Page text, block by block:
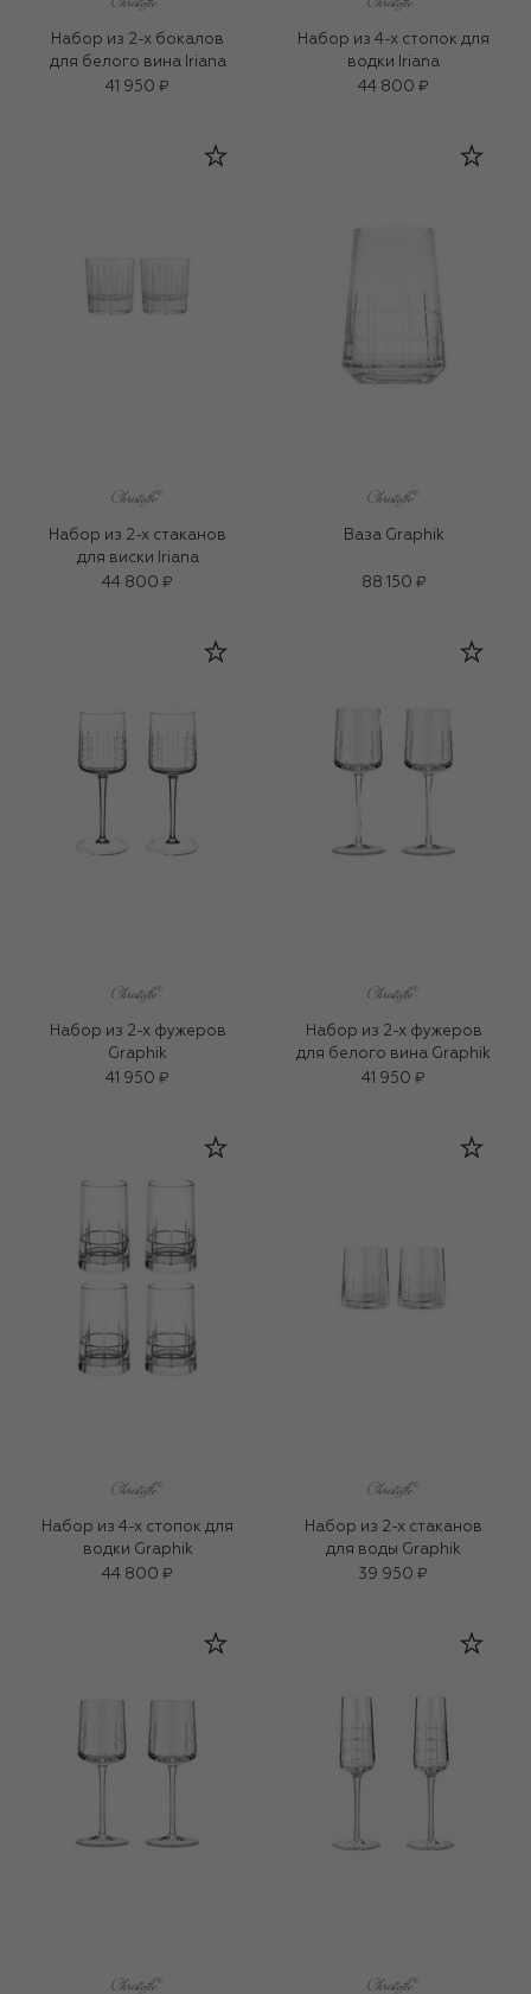
Набор из 2-х бокалов
для белого вина Iriana
41 950 ₽
Набор из 4-х стопок для
водки Iriana
44 800 ₽
Набор из 2-х стаканов
для виски Iriana
44 800 ₽
Ваза Graphik
88 150 ₽
Набор из 2-х фужеров
Graphik
41 950 ₽
Набор из 2-х фужеров
для белого вина Graphik
41 950 ₽
Набор из 4-х стопок для
водки Graphik
44 800 ₽
Набор из 2-х стаканов
для воды Graphik
39 950 ₽